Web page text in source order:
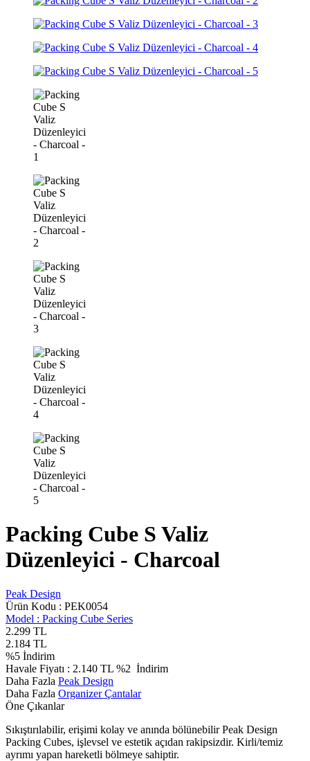
Packing Cube S Valiz
Düzenleyici - Charcoal
Peak Design
Ürün Kodu : PEK0054
Model : Packing Cube Series
2.299 TL
2.184 TL
%5 İndirim
Havale Fiyatı : 2.140 TL %2 İndirim
Daha Fazla Peak Design
Daha Fazla Organizer Çantalar
Öne Çıkanlar
Sıkıştırılabilir, erişimi kolay ve anında bölünebilir Peak Design
Packing Cubes, işlevsel ve estetik açıdan rakipsizdir. Kirli/temiz
ayrımı yapan hareketli bölmeye sahiptir.